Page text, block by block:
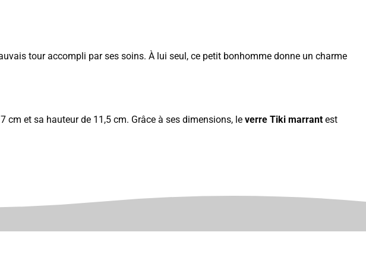
tour accompli par ses soins. À lui seul, ce petit bonhomme donne un charme
cm et sa hauteur de 11,5 cm. Grâce à ses dimensions, le verre Tiki marrant est